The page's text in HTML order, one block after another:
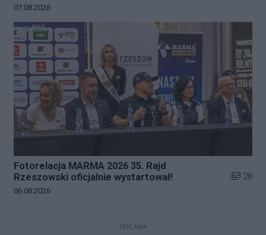
Data dodania galerii:
07.08.2026
Fotorelacja MARMA 2026 35. Rajd
Rzeszowski oficjalnie wystartował!
Liczba
28
Data dodania galerii:
06.08.2026
REKLAMA